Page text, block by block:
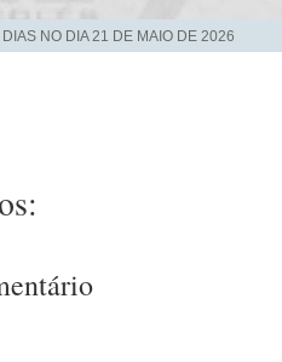
NO DIA21 DE MAIO DE 2026